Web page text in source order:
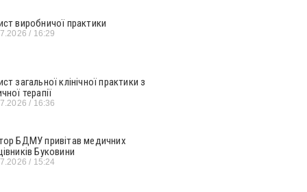
виробничої практики
16:29
загальної клінічної практики з
терапії
16:36
БДМУ привітав медичних
Буковини
15:24